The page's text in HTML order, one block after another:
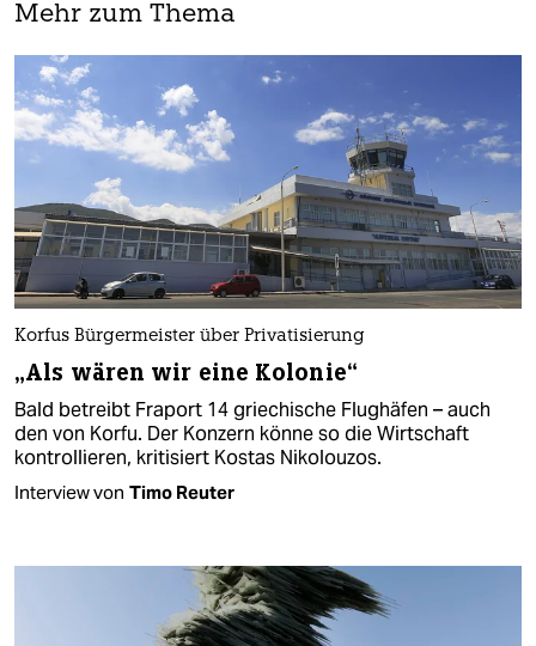
Mehr zum Thema
Korfus Bürgermeister über Privatisierung
„Als wären wir eine Kolonie“
Bald betreibt Fraport 14 griechische Flughäfen – auch
den von Korfu. Der Konzern könne so die Wirtschaft
kontrollieren, kritisiert Kostas Nikolouzos.
Interview von Timo Reuter